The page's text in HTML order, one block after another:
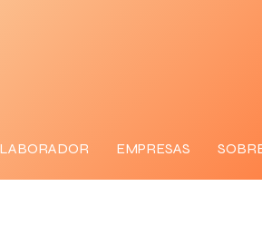
EMPRESAS